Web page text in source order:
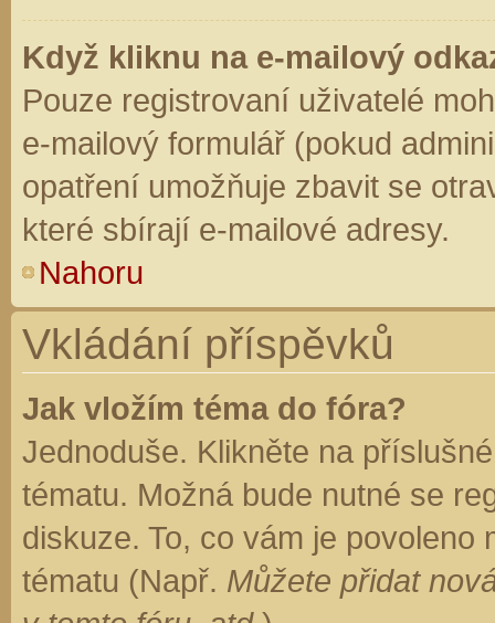
Když kliknu na e-mailový
Pouze registrovaní uživatelé
e-mailový formulář (pokud
opatření umožňuje zbavit se
které sbírají e-mailové adresy.
Nahoru
Vkládání příspěvků
Jak vložím téma do fóra?
Jednoduše. Klikněte na
tématu. Možná bude nutné se
diskuze. To, co vám je
tématu (Např. Můžete přidat